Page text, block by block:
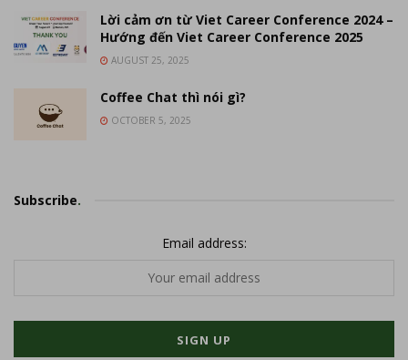
Lời cảm ơn từ Viet Career Conference 2024 –
Hướng đến Viet Career Conference 2025
AUGUST 25, 2025
Coffee Chat thì nói gì?
OCTOBER 5, 2025
Subscribe.
Email address: